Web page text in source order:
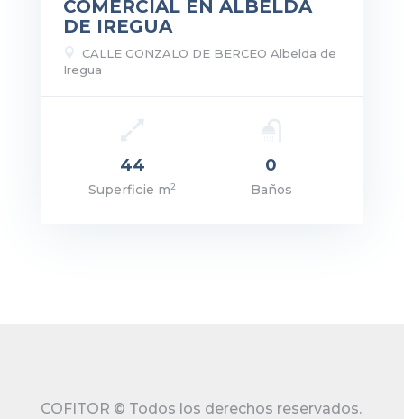
450€
VER DETALLES
COMERCIAL EN ALBELDA
DE IREGUA

CALLE GONZALO DE BERCEO Albelda de
Iregua
44
Superficie m2
0
Baños
COFITOR © Todos los derechos reservados.